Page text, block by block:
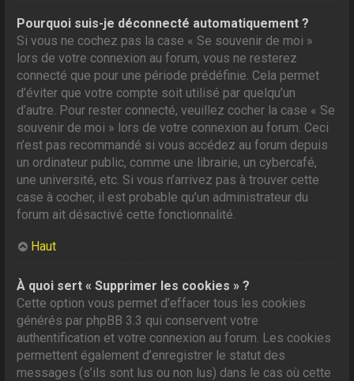
Pourquoi suis-je déconnecté automatiquement ?
Si vous ne cochez pas la case « Se souvenir de moi »
lors de votre connexion au forum, vous ne resterez
connecté que pour une période prédéfinie. Cela permet
d’éviter que votre compte soit utilisé par quelqu’un
d’autre. Pour rester connecté, veuillez cocher la case « Se
souvenir de moi » lors de votre connexion au forum. Ceci
n’est pas recommandé si vous accédez au forum depuis
un ordinateur public, comme une librairie, un cybercafé,
une université, etc. Si vous n’arrivez pas à trouver cette
case à cocher, il est probable qu’un administrateur du
forum ait désactivé cette fonctionnalité.
Haut
À quoi sert « Supprimer les cookies » ?
Cette option vous permet d’effacer tous les cookies
générés par phpBB 3.3 qui conservent votre
authentification et votre connexion au forum. Les cookies
permettent également d’enregistrer le statut des
messages (s’ils sont lus ou non lus) dans le cas où cette